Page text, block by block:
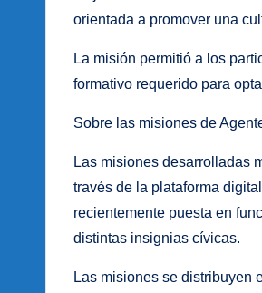
orientada a promover una
La misión permitió a los
formativo requerido para
Sobre las misiones de
Las misiones desarrolladas
través de la plataforma
recientemente puesta en
distintas insignias cívicas.
Las misiones se distribuyen